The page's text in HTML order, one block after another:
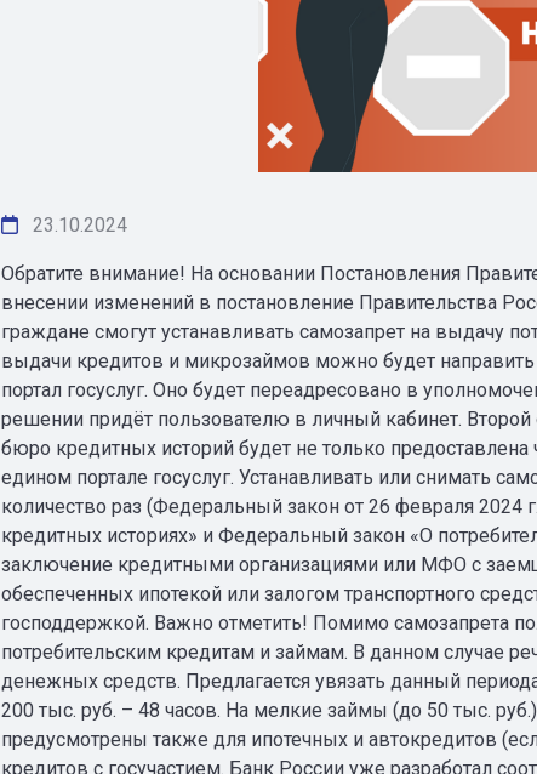
23.10.2024
Обратите внимание! На основании Постановления
внесении изменений в постановление Правительства
граждане смогут устанавливать самозапрет на выдачу
выдачи кредитов и микрозаймов можно будет
портал госуслуг. Оно будет переадресовано в
решении придёт пользователю в личный кабинет.
бюро кредитных историй будет не только
едином портале госуслуг. Устанавливать или снимать
количество раз (Федеральный закон от 26 февраля
кредитных историях» и Федеральный закон «О
заключение кредитными организациями или МФО с
обеспеченных ипотекой или залогом транспортного
господдержкой. Важно отметить! Помимо самозапрета
потребительским кредитам и займам. В данном случае
денежных средств. Предлагается увязать данный
200 тыс. руб. – 48 часов. На мелкие займы (до 50 тыс.
предусмотрены также для ипотечных и автокредитов
кредитов с госучастием. Банк России уже разработал